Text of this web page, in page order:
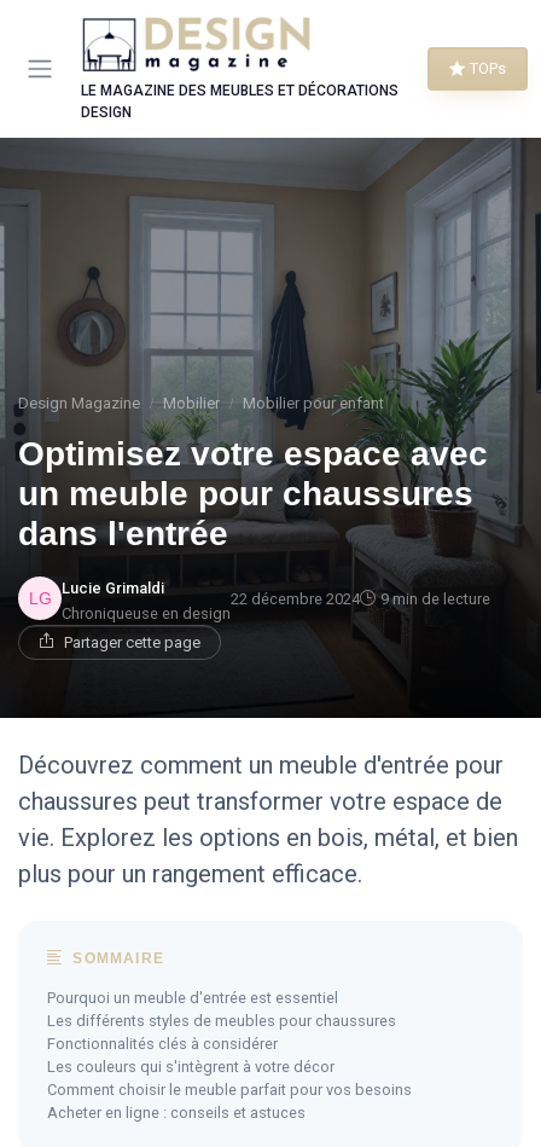
LE MAGAZINE DES MEUBLES ET DÉCORATIONS
DESIGN
TOPs
Design Magazine Mobilier Mobilier pour enfant
Optimisez votre espace avec
un meuble pour chaussures
dans l'entrée
Lucie Grimaldi
Chroniqueuse en design
22 décembre 2024 9 min de lecture
Partager cette page
Découvrez comment un meuble d'entrée pour
chaussures peut transformer votre espace de
vie. Explorez les options en bois, métal, et bien
plus pour un rangement efficace.
SOMMAIRE
Pourquoi un meuble d'entrée est essentiel
Les différents styles de meubles pour chaussures
Fonctionnalités clés à considérer
Les couleurs qui s'intègrent à votre décor
Comment choisir le meuble parfait pour vos besoins
Acheter en ligne : conseils et astuces
Panneau de gestion des cookies